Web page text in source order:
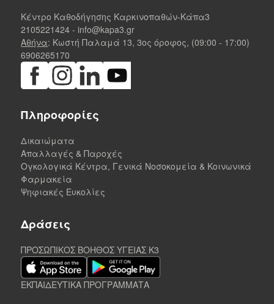
Κέντρο Καθοδήγησης Καρκινοπαθών-Κάπα3
2105221424 - info@kapa3.gr
Αθήνα: Κωστή Παλαμά 13, 3ος όροφος, (09:00 - 17:00)
6906265170
Πληροφορίες
Δικαιώματα
Απαλλαγές & Παροχές
Ογκολογικά Κέντρα, Γενικά Νοσοκομεία & Κοινωνικά
Φαρμακεία
Ψηφιακές Ευκολίες
Δράσεις
ΠΡΟΣΩΠΙΚΟΣ ΒΟΗΘΟΣ ΥΓΕΙΑΣ K3
ΕΚΠΑΙΔΕΥΤΙΚΑ ΠΡΟΓΡΑΜΜΑΤΑ